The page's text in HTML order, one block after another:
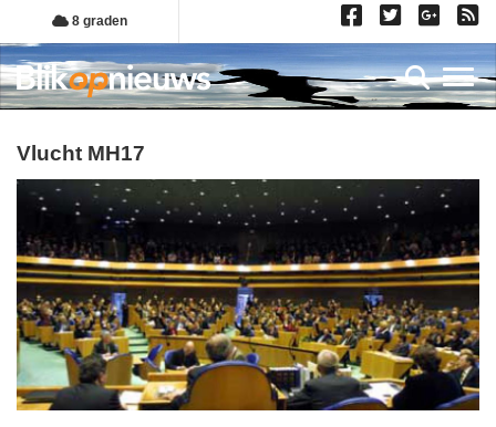
Overslaan
en
naar
de
gaan
8 graden
vlucht MH17